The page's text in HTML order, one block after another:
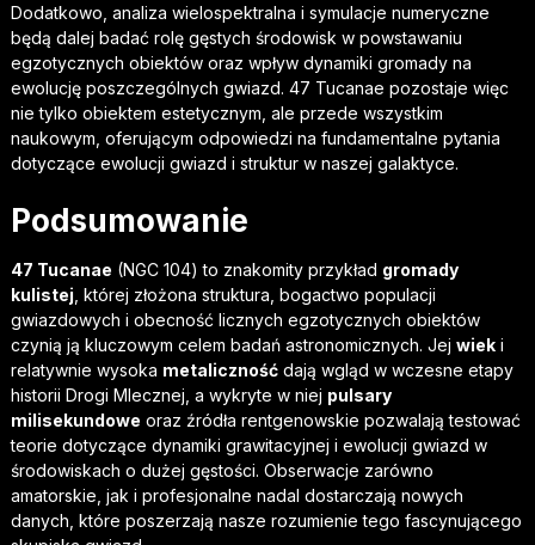
Dodatkowo, analiza wielospektralna i symulacje numeryczne
będą dalej badać rolę gęstych środowisk w powstawaniu
egzotycznych obiektów oraz wpływ dynamiki gromady na
ewolucję poszczególnych gwiazd. 47 Tucanae pozostaje więc
nie tylko obiektem estetycznym, ale przede wszystkim
naukowym, oferującym odpowiedzi na fundamentalne pytania
dotyczące ewolucji gwiazd i struktur w naszej galaktyce.
Podsumowanie
47 Tucanae (NGC 104) to znakomity przykład gromady
kulistej , której złożona struktura, bogactwo populacji
gwiazdowych i obecność licznych egzotycznych obiektów
czynią ją kluczowym celem badań astronomicznych. Jej wieki
relatywnie wysoka metalicznośćdają wgląd w wczesne etapy
historii Drogi Mlecznej, a wykryte w niej pulsary
milisekundowe oraz źródła rentgenowskie pozwalają testować
teorie dotyczące dynamiki grawitacyjnej i ewolucji gwiazd w
środowiskach o dużej gęstości. Obserwacje zarówno
amatorskie, jak i profesjonalne nadal dostarczają nowych
danych, które poszerzają nasze rozumienie tego fascynującego